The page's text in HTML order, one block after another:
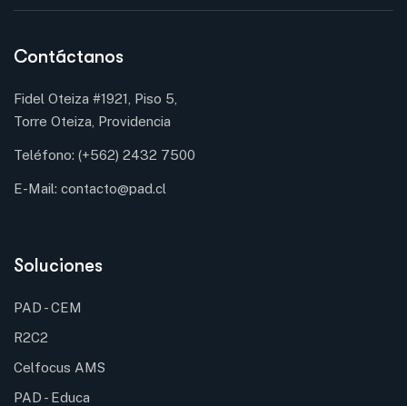
Contáctanos
Fidel Oteiza #1921, Piso 5,
Torre Oteiza, Providencia
Teléfono: (+562) 2432 7500
E-Mail: contacto@pad.cl
Soluciones
PAD - CEM
R2C2
Celfocus AMS
PAD - Educa